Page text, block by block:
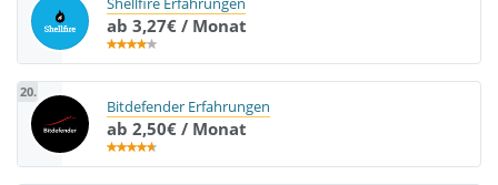
ab 3,27€ / Monat
20.
Bitdefender Erfahrungen
ab 2,50€ / Monat